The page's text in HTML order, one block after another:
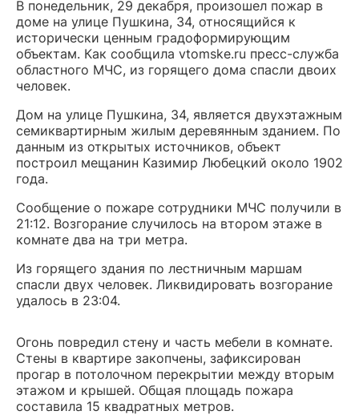
В понедельник, 29 декабря, произошел пожар в
доме на улице Пушкина, 34, относящийся к
исторически ценным градоформирующим
объектам. Как сообщила vtomske.ru пресс-служба
областного МЧС, из горящего дома спасли двоих
человек.
Дом на улице Пушкина, 34, является двухэтажным
семиквартирным жилым деревянным зданием. По
данным из открытых источников, объект
построил мещанин Казимир Любецкий около 1902
года.
Сообщение о пожаре сотрудники МЧС получили в
21:12. Возгорание случилось на втором этаже в
комнате два на три метра.
Из горящего здания по лестничным маршам
спасли двух человек. Ликвидировать возгорание
удалось в 23:04.
Огонь повредил стену и часть мебели в комнате.
Стены в квартире закопчены, зафиксирован
прогар в потолочном перекрытии между вторым
этажом и крышей. Общая площадь пожара
составила 15 квадратных метров.